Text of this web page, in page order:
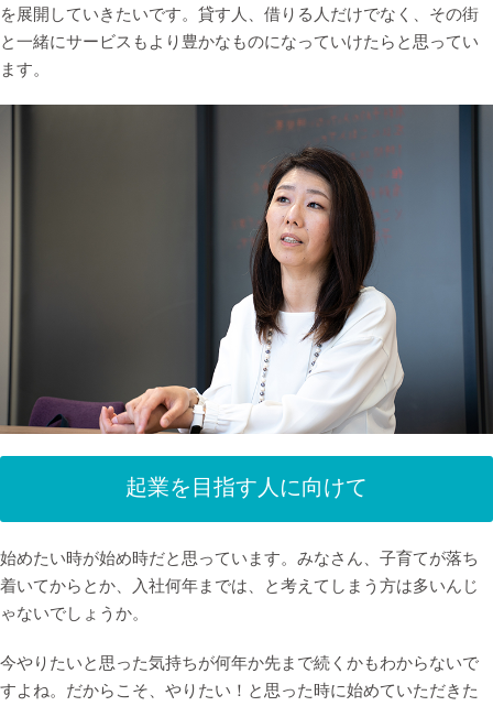
を展開していきたいです。貸す人、借りる人だけでなく、その街
と一緒にサービスもより豊かなものになっていけたらと思ってい
ます。
起業を目指す人に向けて
始めたい時が始め時だと思っています。みなさん、子育てが落ち
着いてからとか、入社何年までは、と考えてしまう方は多いんじ
ゃないでしょうか。
今やりたいと思った気持ちが何年か先まで続くかもわからないで
すよね。だからこそ、やりたい！と思った時に始めていただきた